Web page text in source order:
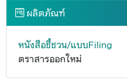
ผลิตภัณฑ์
หนังสือชี้ชวน/แบบFiling
ตราสารออกใหม่